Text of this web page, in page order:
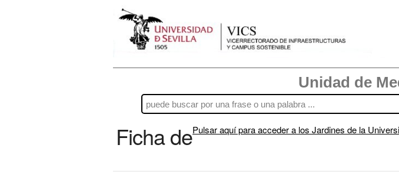
Unidad de
Ficha dePulsar aquí para acceder a los Jardines de la